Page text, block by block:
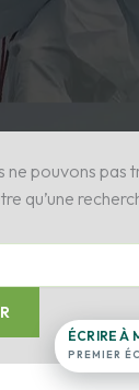
ne pouvons pas
qu’une
Exposez
ÉCRIRE À
PREMIER